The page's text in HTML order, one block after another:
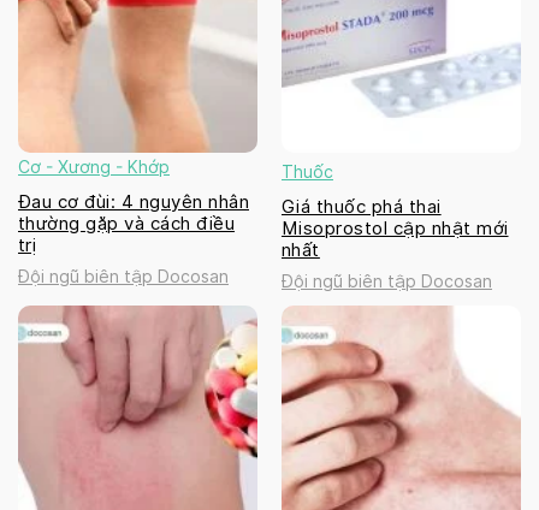
Cơ - Xương - Khớp
Đau cơ đùi: 4 nguyên nhân
thường gặp và cách điều
trị
Đội ngũ biên tập Docosan
Thuốc
Giá thuốc phá thai
Misoprostol cập nhật mới
nhất
Đội ngũ biên tập Docosan